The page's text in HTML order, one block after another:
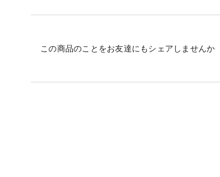
この商品のことをお友達にもシェアしませんか